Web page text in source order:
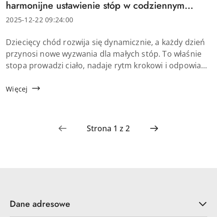
harmonijne ustawienie stóp w codziennym
ruchu dziecka
Data
2025-12-22 09:24:00
Treść
artykułu:
Dziecięcy chód rozwija się dynamicznie, a każdy dzień
przynosi nowe wyzwania dla małych stóp. To właśnie
stopa prowadzi ciało, nadaje rytm krokowi i odpowiada
stawiać stopę podczas chodzenia...
Więcej
Dane adresowe